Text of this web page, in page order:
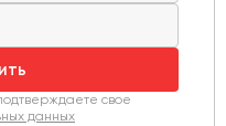
свое
данных